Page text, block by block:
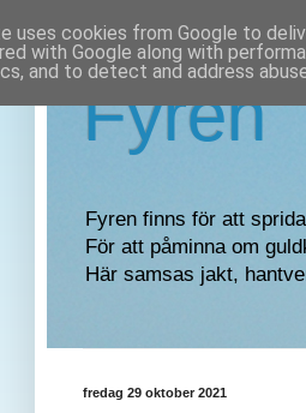
Fyren
Fyren finns för att
För att påminna om
Här samsas jakt,
fredag 29 oktober 2021
uses cookies from Google to
with Google along with
and to detect and address